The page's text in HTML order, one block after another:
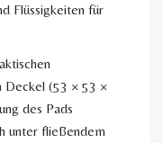
Flüssigkeiten für
Deckel (53 × 53 ×
des Pads
unter fließendem